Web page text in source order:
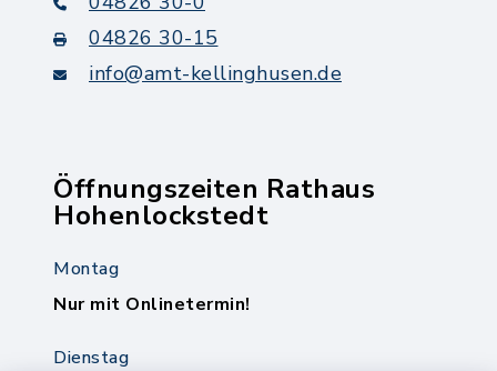
04826 30-15
info@amt-kellinghusen.de
Öffnungszeiten Rathaus
Hohenlockstedt
Montag
Nur mit Onlinetermin!
Dienstag